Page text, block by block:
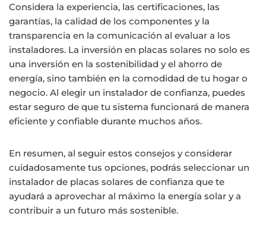
Considera la experiencia, las certificaciones, las
garantías, la calidad de los componentes y la
transparencia en la comunicación al evaluar a los
instaladores. La inversión en placas solares no solo es
una inversión en la sostenibilidad y el ahorro de
energía, sino también en la comodidad de tu hogar o
negocio. Al elegir un instalador de confianza, puedes
estar seguro de que tu sistema funcionará de manera
eficiente y confiable durante muchos años.
En resumen, al seguir estos consejos y considerar
cuidadosamente tus opciones, podrás seleccionar un
instalador de placas solares de confianza que te
ayudará a aprovechar al máximo la energía solar y a
contribuir a un futuro más sostenible.